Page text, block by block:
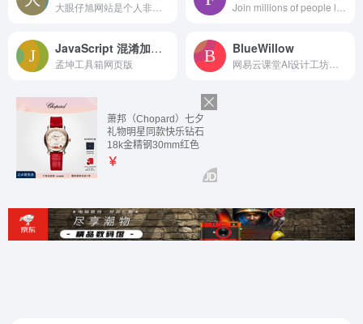
JavaScript 混淆加密工具
孟坤工具箱网页版
BlueWillow